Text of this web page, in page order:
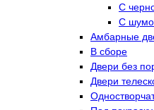
С
С
Амбарные
В сборе
Двери без
Двери